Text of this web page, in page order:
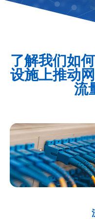
了解我们如
设施上推动
流